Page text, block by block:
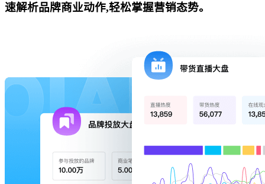
速解析品牌商业动作,轻松掌握营销态势。